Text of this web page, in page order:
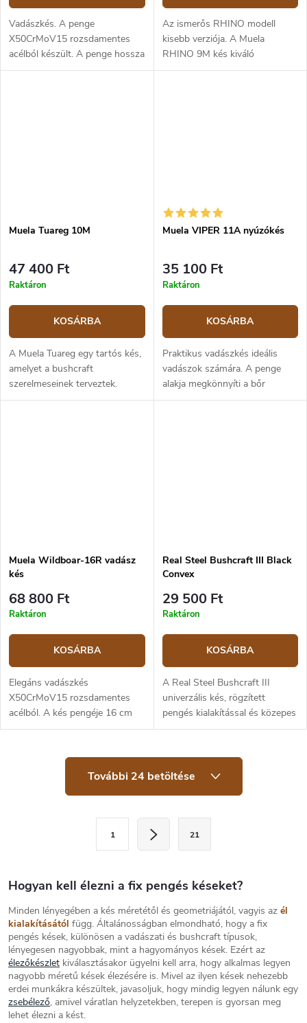
Vadászkés. A penge
X50CrMoV15 rozsdamentes
acélból készült. A penge hossza
17 cm, a teljes hossz 30 cm. A
Az ismerős RHINO modell
kisebb verziója. A Muela
RHINO 9M kés kiváló
természetbe, vadászathoz vagy
Muela Tuareg 10M
47 400 Ft
Raktáron
KOSÁRBA
A Muela Tuareg egy tartós kés,
amelyet a bushcraft
szerelmeseinek terveztek.
Tökéletesen kiegyensúlyozott,
Muela VIPER 11A nyúzókés
35 100 Ft
Raktáron
KOSÁRBA
Praktikus vadászkés ideális
vadászok számára. A penge
alakja megkönnyíti a bőr
nyúzását, a hátoldalán pedig
Muela Wildboar-16R vadász
kés
68 800 Ft
Raktáron
KOSÁRBA
Elegáns vadászkés
X50CrMoV15 rozsdamentes
acélból. A kés pengéje 16 cm
hosszú, a teljes hossz 29 cm. A
végén egy vaddisznó motívum
Real Steel Bushcraft III Black
Convex
29 500 Ft
Raktáron
KOSÁRBA
A Real Steel Bushcraft III
univerzális kés, rögzített
pengés kialakítással és közepes
méretű full tang. Ennek
mindennapi munkában és a...
y
t
á
s
e
l
e
e
További 24 betöltése
o
z
á
s
1 21
Hogyan kell élezni a fix pengés késeket?
Minden lényegében a kés méretétől és geometriájától, vagyis az él
kialakításától függ. Általánosságban elmondható, hogy a fix
pengés kések, különösen a vadászati és bushcraft típusok,
lényegesen nagyobbak, mint a hagyományos kések. Ezért az
élezőkészlet kiválasztásakor ügyelni kell arra, hogy alkalmas legyen
nagyobb méretű kések élezésére is. Mivel az ilyen kések nehezebb
erdei munkákra készültek, javasoljuk, hogy mindig legyen nálunk egy
zsebélező, amivel váratlan helyzetekben, terepen is gyorsan meg
lehet élezni a kést.